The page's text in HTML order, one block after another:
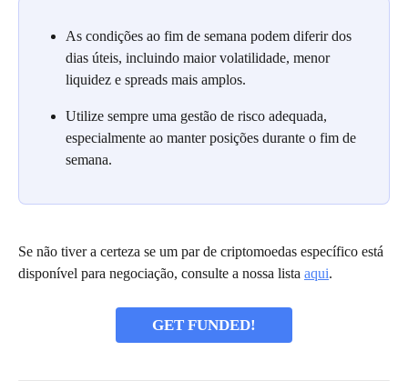
As condições ao fim de semana podem diferir dos
dias úteis, incluindo maior volatilidade, menor
liquidez e spreads mais amplos.
Utilize sempre uma gestão de risco adequada,
especialmente ao manter posições durante o fim de
semana.
Se não tiver a certeza se um par de criptomoedas específico está
disponível para negociação, consulte a nossa lista aqui.
GET FUNDED!